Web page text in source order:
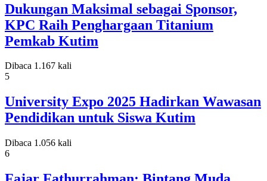
Dukungan Maksimal sebagai Sponsor,
KPC Raih Penghargaan Titanium
Pemkab Kutim
Dibaca 1.167 kali
5
University Expo 2025 Hadirkan Wawasan
Pendidikan untuk Siswa Kutim
Dibaca 1.056 kali
6